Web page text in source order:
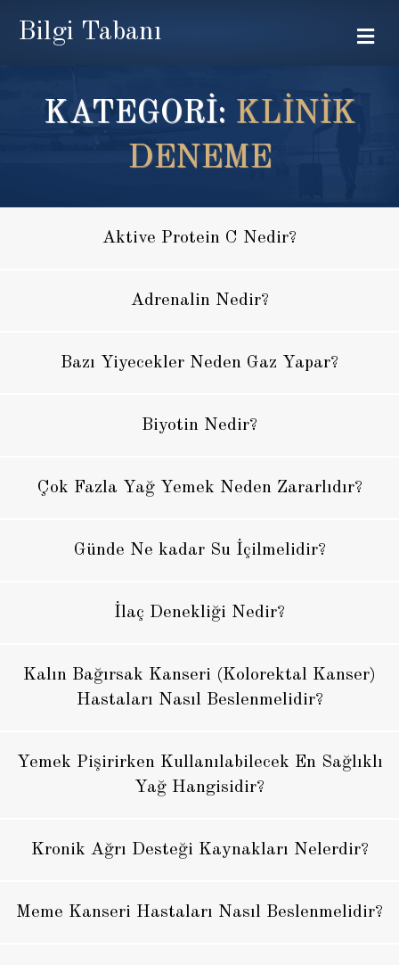
Bilgi Tabanı
KATEGORİ: KLINIK
DENEME
Aktive Protein C Nedir?
Adrenalin Nedir?
Bazı Yiyecekler Neden Gaz Yapar?
Biyotin Nedir?
Çok Fazla Yağ Yemek Neden Zararlıdır?
Günde Ne kadar Su İçilmelidir?
İlaç Denekliği Nedir?
Kalın Bağırsak Kanseri (Kolorektal Kanser)
Hastaları Nasıl Beslenmelidir?
Yemek Pişirirken Kullanılabilecek En Sağlıklı
Yağ Hangisidir?
Kronik Ağrı Desteği Kaynakları Nelerdir?
Meme Kanseri Hastaları Nasıl Beslenmelidir?